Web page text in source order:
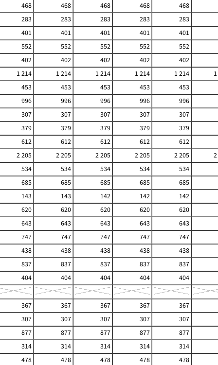
468 468 468 468
468
283 283 283 283
283
401 401 401 401
401
552 552 552 552
552
402 402 402 402
402
1 214 1 214 1 214 1 214 1 214
453 453 453 453
453
996 996 996 996
996
307 307 307 307
307
379 379 379 379
379
612 612 612 612
612
2 205 2 205 2 205 2 205 2 205
534 534 534 534
534
685 685 685 685
685
143 143 142 142
142
620 620 620 620
620
643 643 643 643
643
747 747 747 747
747
438 438 438 438
438
837 837 837 837
837
404 404 404 404
404
367 367 367 367
367
307 307 307 307
307
877 877 877 877
877
314 314 314 314
314
478 478 478 478
478